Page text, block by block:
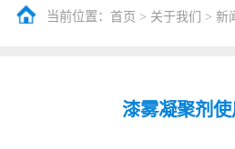
当前位置： 首页 > 关于我们 > 新
漆雾凝聚剂使